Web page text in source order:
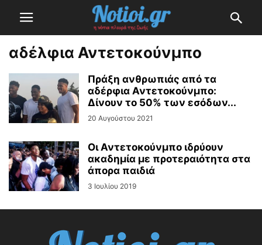
αδέλφια Αντετοκούνμπο
Πράξη ανθρωπιάς από τα
αδέρφια Αντετοκούνμπο:
Δίνουν το 50% των εσόδων...
20 Αυγούστου 2021
Οι Αντετοκούνμπο ιδρύουν
ακαδημία με προτεραιότητα στα
άπορα παιδιά
3 Ιουλίου 2019